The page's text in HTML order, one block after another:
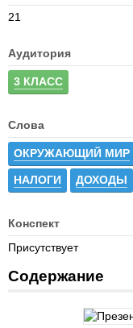
21
Аудитория
3 КЛАСС
Слова
ОКРУЖАЮЩИЙ МИР
НАЛОГИ ДОХОДЫ
Конспект
Присутствует
Содержание